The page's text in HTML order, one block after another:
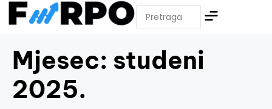
Mjesec: studeni
2025.